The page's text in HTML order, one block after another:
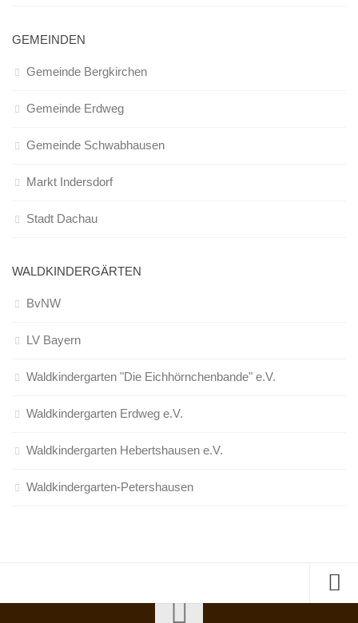
GEMEINDEN
Gemeinde Bergkirchen
Gemeinde Erdweg
Gemeinde Schwabhausen
Markt Indersdorf
Stadt Dachau
WALDKINDERGÄRTEN
BvNW
LV Bayern
Waldkindergarten "Die Eichhörnchenbande" e.V.
Waldkindergarten Erdweg e.V.
Waldkindergarten Hebertshausen e.V.
Waldkindergarten-Petershausen